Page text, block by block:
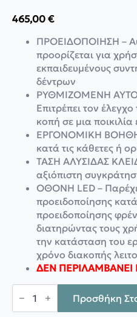
465,00 €
ΠΡΟΕΙΔΟΠΟΙΗΣΗ –
προορίζεται για
εκπαιδευμένους
δέντρων
ΡΥΘΜΙΖΟΜΕΝΗ
Επιτρέπει τον
κοπή σε μια
ΕΡΓΟΝΟΜΙΚΗ
κατά τις κάθετες ή
ΤΑΣΗ ΑΛΥΣΙΔΑΣ
αξιόπιστη
ΟΘΟΝΗ LED –
προειδοποίησης
προειδοποίησης
διατηρώντας τους
την κατάσταση του
χρόνο διακοπής
ΔΕΝ ΠΕΡΙΛΑΜΒΑΝΕΙ
DeWalt
ΑλυσοπρίονοΠροσθήκη